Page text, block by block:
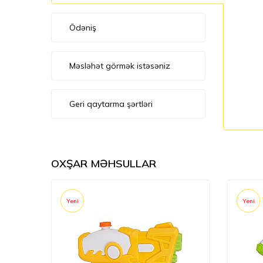
Ödəniş
Məsləhət görmək istəsəniz
Geri qaytarma şərtləri
OXŞAR MƏHSULLAR
Yeni Yeni